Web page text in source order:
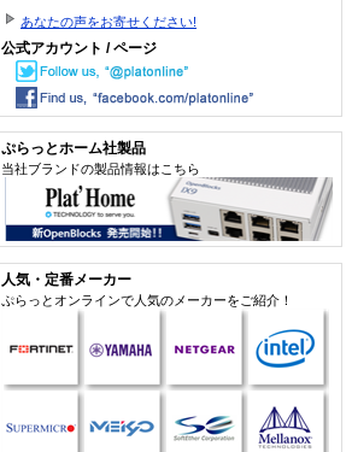
あなたの声をお寄せください!
公式アカウント / ページ
ぷらっとホーム社製品
当社ブランドの製品情報はこちら
人気・定番メーカー
ぷらっとオンラインで人気のメーカーをご紹介！